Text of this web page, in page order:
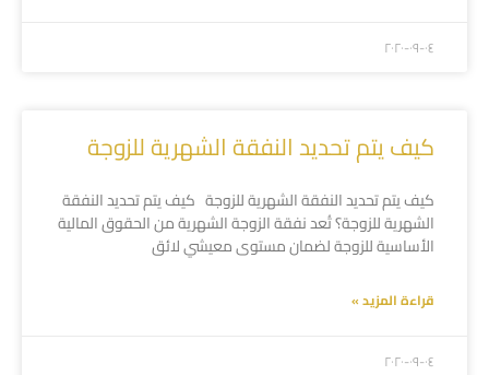
۲۰۲۰-۰۹-۰٤
كيف يتم تحديد النفقة الشهرية للزوجة
كيف يتم تحديد النفقة الشهرية للزوجة كيف يتم تحديد النفقة
الشهرية للزوجة؟ تُعد نفقة الزوجة الشهرية من الحقوق المالية
الأساسية للزوجة لضمان مستوى معيشي لائق
قراءة المزيد »
۲۰۲۰-۰۹-۰٤